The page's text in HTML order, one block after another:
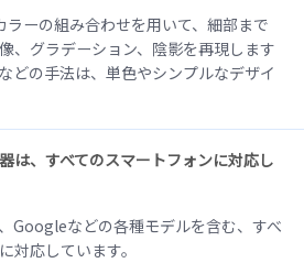
ラーの組み合わせを用いて、細部まで
、グラデーション、陰影を再現します
どの手法は、単色やシンプルなデザイ
は、すべてのスマートフォンに対応し
Googleなどの各種モデルを含む、すべ
対応しています。